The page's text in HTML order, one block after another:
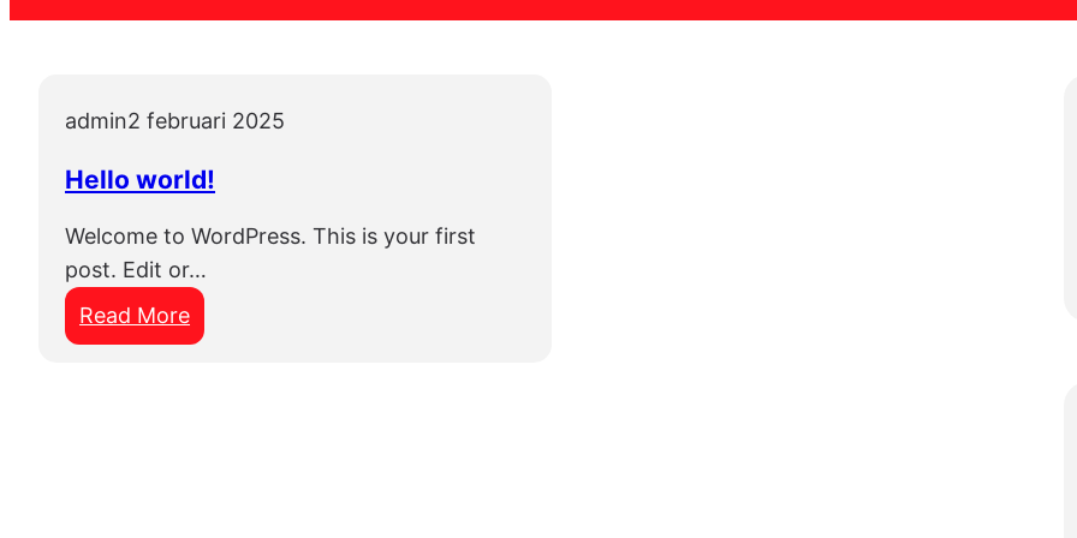
admin2 februari 2025
Hello world!
Welcome to WordPress. This is your first
post. Edit or…
Read More:
H